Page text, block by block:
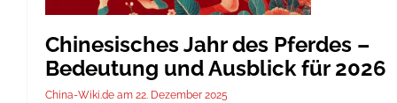
Chinesisches Jahr des Pferdes –
Bedeutung und Ausblick für 2026
China-Wiki.de 22. Dezember 2025